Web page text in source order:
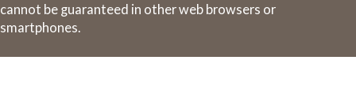
cannot be guaranteed in other web browsers or
smartphones.